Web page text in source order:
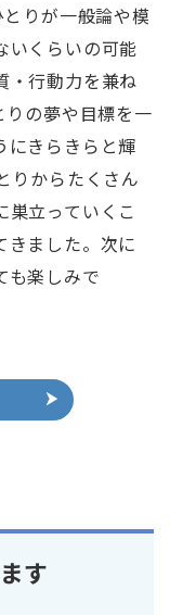
りが一般論や模
いくらいの可能
・行動力を兼ね
の夢や目標を一
にきらきらと輝
りからたくさん
巣立っていくこ
きました。次に
も楽しみで
す